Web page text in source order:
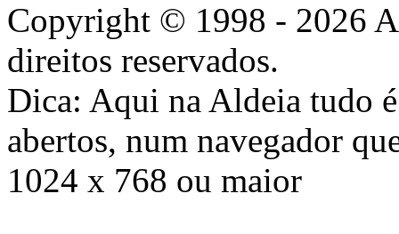
Copyright © 1998 - 2026
direitos reservados.
Dica: Aqui na Aldeia tudo
abertos, num navegador
1024 x 768 ou maior